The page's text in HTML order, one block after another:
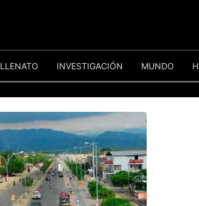
INVESTIGACIÓN MUNDO